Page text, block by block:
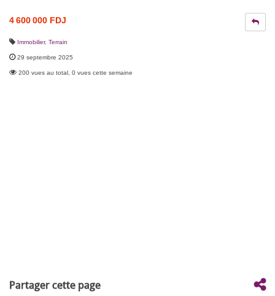
4 600 000 FDJ
Immobilier, Terrain
29 septembre 2025
200 vues au total, 0 vues cette semaine
Partager cette page